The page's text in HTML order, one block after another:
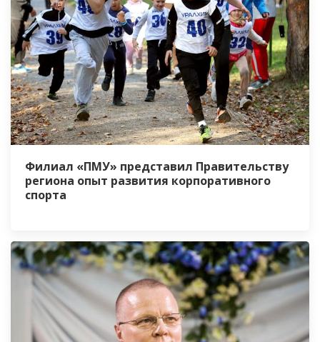
Филиал «ПМУ» представил Правительству
региона опыт развития корпоративного
спорта